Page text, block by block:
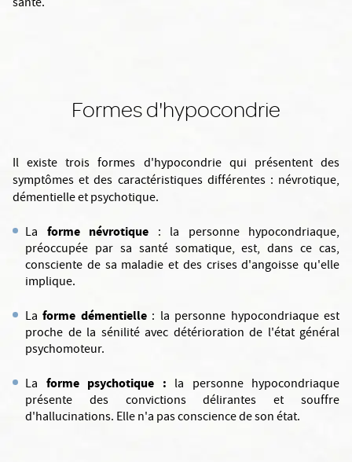
santé.
Formes d'hypocondrie
Il existe trois formes d'hypocondrie qui présentent des
symptômes et des caractéristiques différentes : névrotique,
démentielle et psychotique.
La forme névrotique : la personne hypocondriaque,
préoccupée par sa santé somatique, est, dans ce cas,
consciente de sa maladie et des crises d'angoisse qu'elle
implique.
Laforme démentielle: la personne hypocondriaque est
proche de la sénilité avec détérioration de l'état général
psychomoteur.
La forme psychotique : la personne hypocondriaque
présente des convictions délirantes et souffre
d'hallucinations. Elle n'a pas conscience de son état.